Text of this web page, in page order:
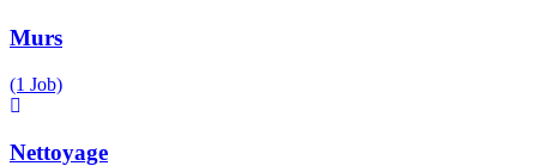
Murs
(1 Job)
Nettoyage